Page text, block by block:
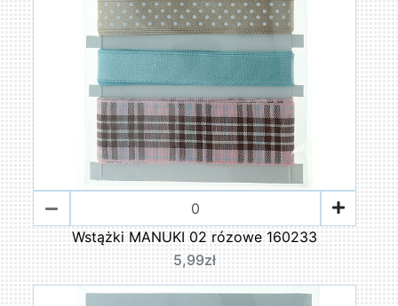
Wstążki MANUKI 02 rózowe 160233
5,99zł